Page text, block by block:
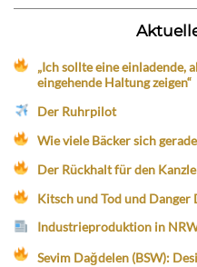
„Ich sollte eine
eingehende Haltung zeigen“
Der Ruhrpilot
Wie viele Bäcker sich
Der Rückhalt für den
Kitsch und Tod und Danger
Industrieproduktion in
Sevim Dağdelen (BSW):